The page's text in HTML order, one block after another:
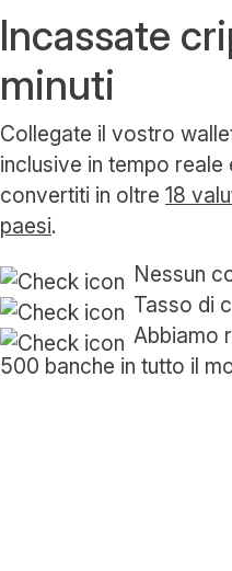
Incassate
minuti
Collegate il vostro
inclusive in tempo
convertiti in oltre 18
paesi.
Nessun
Tasso di
Abbiamo
500 banche in tutto il